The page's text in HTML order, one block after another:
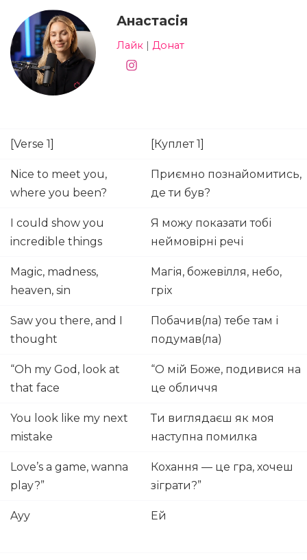
Анастасія
Лайк | Донат
[Verse 1] [Куплет 1]
Nice to meet you,
where you been?
Приємно познайомитись,
де ти був?
I could show you
incredible things
Я можу показати тобі
неймовірні речі
Magic, madness,
heaven, sin
Магія, божевілля, небо,
гріх
Saw you there, and I
thought
Побачив(ла) тебе там і
подумав(ла)
“Oh my God, look at
that face
“О мій Боже, подивися на
це обличчя
You look like my next
mistake
Ти виглядаєш як моя
наступна помилка
Love’s a game, wanna
play?”
Кохання — це гра, хочеш
зіграти?”
Ayy Ей